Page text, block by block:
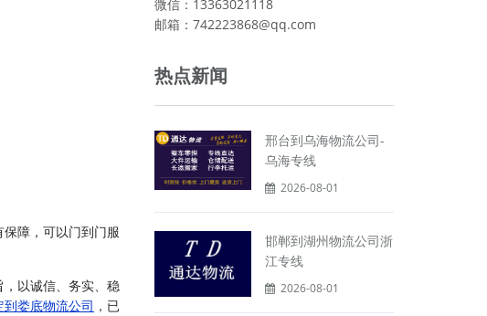
障，可以门到门服
以诚信、务实、稳
到娄底物流公司 ，已
微信：13363021118
邮箱：742223868@qq.com
热点新闻
邢台到乌海物流公司-
乌海专线
2026-08-01
邯郸到湖州物流公司浙
江专线
2026-08-01